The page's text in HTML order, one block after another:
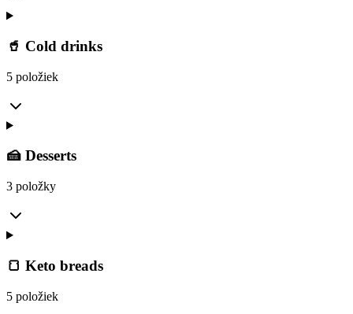
🥤 Cold drinks
5 položiek
🍰 Desserts
3 položky
🍞 Keto breads
5 položiek